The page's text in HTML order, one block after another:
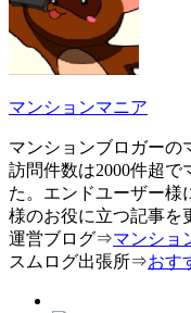
マンションマニア
マンションブロガーの
訪問件数は2000件超で
た。エンドユーザー様
様のお役に立つ記事を
運営ブログ⇒マンショ
スムログ出張所⇒おす